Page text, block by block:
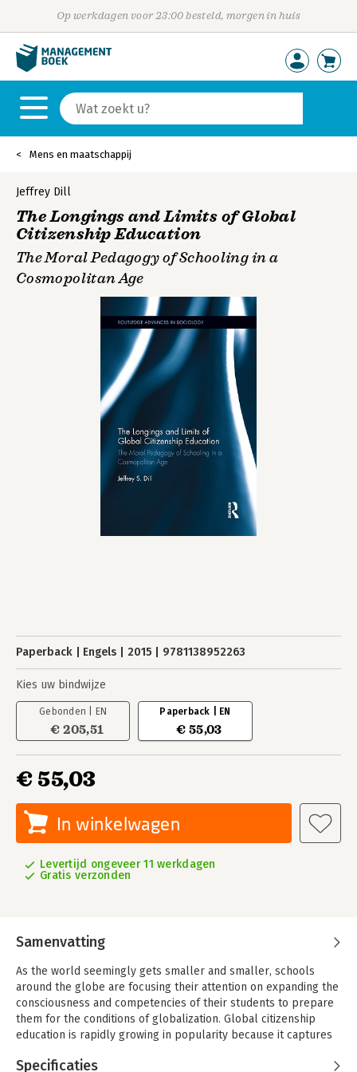
Op werkdagen voor 23:00 besteld, morgen in huis
Mens en maatschappij
Jeffrey Dill
The Longings and Limits of Global
Citizenship Education
The Moral Pedagogy of Schooling in a
Cosmopolitan Age
Paperback Engels 2015 9781138952263
Kies uw bindwijze
Gebonden | EN
€ 205,51
Paperback | EN
€ 55,03
€ 55,03
In winkelwagen
Levertijd ongeveer 11 werkdagen
Gratis verzonden
Samenvatting
As the world seemingly gets smaller and smaller, schools
around the globe are focusing their attention on expanding the
consciousness and competencies of their students to prepare
them for the conditions of globalization. Global citizenship
education is rapidly growing in popularity because it captures
universal benevolence, and human rights in the midst of
Specificaties